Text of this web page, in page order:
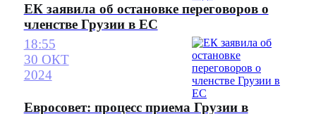
ЕК заявила об остановке переговоров о
членстве Грузии в ЕС
18:55
30 ОКТ
2024
Евросовет: процесс приема Грузии в